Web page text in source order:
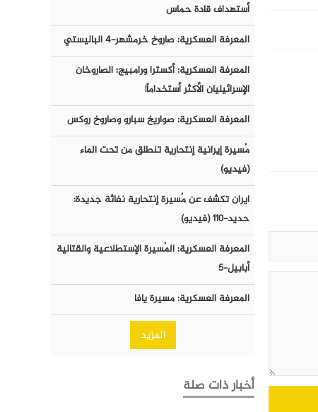
أستهداف قادة حماس
المعرفة العسكرية: صاروخ خرمشهر-٤ الباليستي
المعرفة العسكرية: أكسترا ورامبيج؛ الصاروخان
الإسرائيليان الأكثر أستخداماً!
المعرفة العسكرية: صواريخ سبارو وصاروخ روكس
مُسيرة إيرانية إنتحارية تنطلق من تحت الماء
(فيديو)
ايران تكشف عن مُسيرة إنتحارية نفاثة جديدة:
حديد-١١٠ (فيديو)
المعرفة العسكرية: المُسيرة الإستطلاعية والقتالية
أبابيل-٥
المعرفة العسكرية: مسيرة يافا
المزيد
أخبار ذات صلة